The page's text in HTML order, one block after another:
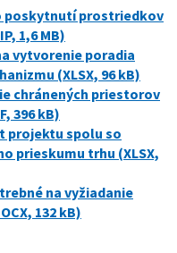
poskytnutí prostriedkov
1,6 MB)
vytvorenie poradia
(XLSX, 96 kB)
chránených priestorov
396 kB)
projektu spolu so
prieskumu trhu (XLSX,
na vyžiadanie
132 kB)